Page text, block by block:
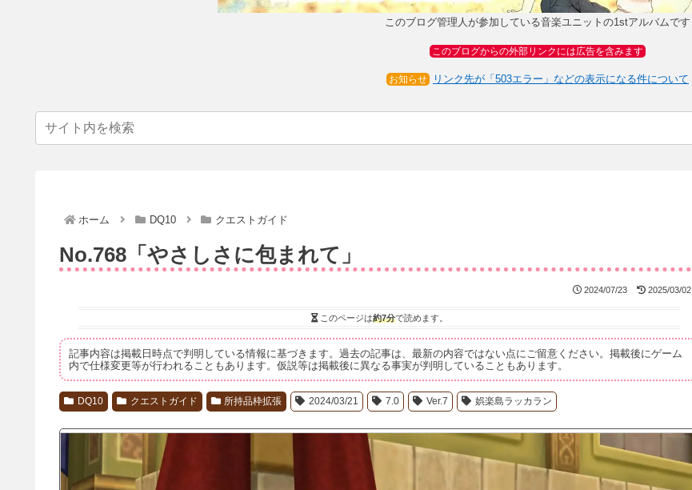
このブログ管理人が参加している音楽ユニットの1stアルバムです
このブログからの外部リンクには広告を含みます
お知らせ リンク先が「503エラー」などの表示になる件について
ホーム DQ10 クエストガイド
No.768「やさしさに包まれて」
2024/07/23 2025/03/02
このページは約7分で読めます。
記事内容は掲載日時点で判明している情報に基づきます。過去の記事は、最新の内容ではない点にご留意ください。掲載後にゲーム
内で仕様変更等が行われることもあります。仮説等は掲載後に異なる事実が判明していることもあります。
DQ10 クエストガイド 所持品枠拡張 2024/03/21 7.0 Ver.7 娯楽島ラッカラン